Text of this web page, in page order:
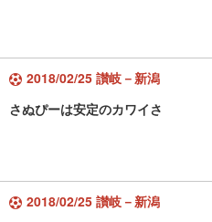
2018/02/25 讃岐－新潟
さぬぴーは安定のカワイさ
2018/02/25 讃岐－新潟